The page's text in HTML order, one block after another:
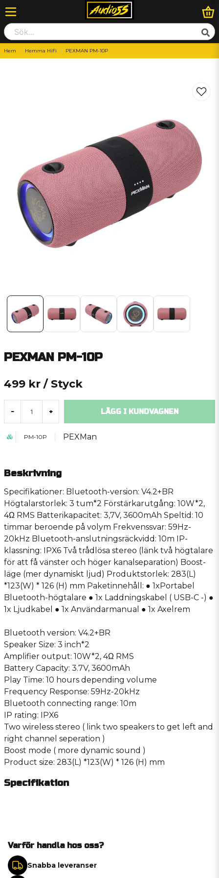
Hem Hemma HiFi PEXMAN PM-10P
PEXMAN PM-10P
499 kr / Styck
- + LÄGG I KUNDVAGNEN
PM-10P PEXMan
Beskrivning
Specifikationer: Bluetooth-version: V4.2+BR
Högtalarstorlek: 3 tum*2 Förstärkarutgång: 10W*2,
4Ω RMS Batterikapacitet: 3,7V, 3600mAh Speltid: 10
timmar beroende på volym Frekvenssvar: 59Hz-
20kHz Bluetooth-anslutningsräckvidd: 10m IP-
klassning: IPX6 Två trådlösa stereo (länk två högtalare
för att få vänster och höger kanalseparation) Boost-
läge (mer dynamiskt ljud) Produktstorlek: 283(L)
*123(W) * 126 (H) mm Paketinnehåll: ● 1xPortabel
Bluetooth-högtalare ● 1x Laddningskabel ( USB-C -) ●
1x Ljudkabel ● 1x Användarmanual ● 1x Axelrem
Bluetooth version: V4.2+BR
Speaker Size: 3 inch*2
Amplifier output: 10W*2, 4Ω RMS
Battery Capacity: 3.7V, 3600mAh
Play Time: 10 hours depending volume
Frequency Response: 59Hz-20kHz
Bluetooth connecting range: 10m
IP rating: IPX6
Two wireless stereo ( link two speakers to get left and
right channel seperation )
Boost mode ( more dynamic sound )
Product size: 283(L) *123(W) * 126 (H) mm
Specifikation
Varför handla hos oss?
Snabba leveranser